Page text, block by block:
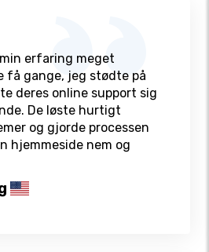
erfaring meget
få gange, jeg stødte på
deres online support sig
De løste hurtigt
og gjorde processen
hjemmeside nem og